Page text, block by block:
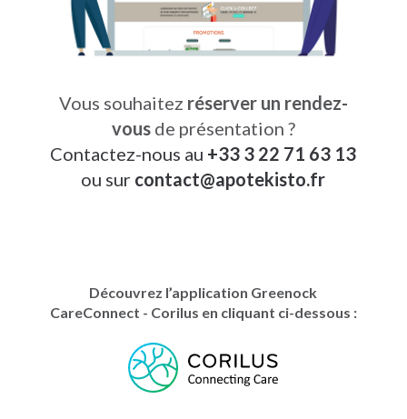
Vous souhaitez réserver un rendez-
vousde présentation ?
Contactez-nous au +33 3 22 71 63 13
ou sur contact@apotekisto.fr
Découvrez l’application Greenock
CareConnect - Corilus en cliquant ci-dessous :